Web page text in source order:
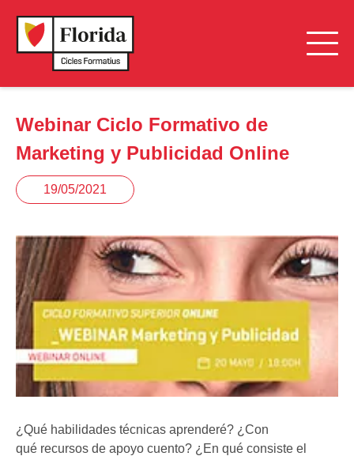
Webinar Ciclo Formativo de
Marketing y Publicidad Online
19/05/2021
¿Qué habilidades técnicas aprenderé? ¿Con
qué recursos de apoyo cuento? ¿En qué consiste el